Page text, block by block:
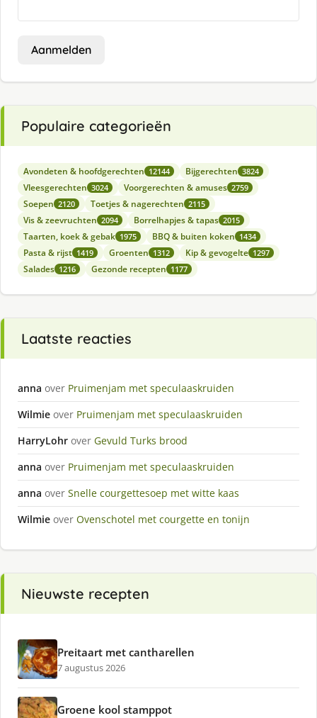
Aanmelden
Populaire categorieën
Avondeten & hoofdgerechten 12144 Bijgerechten 3824
Vleesgerechten 3024 Voorgerechten & amuses 2759
Soepen 2120 Toetjes & nagerechten 2115
Vis & zeevruchten 2094 Borrelhapjes & tapas 2015
Taarten, koek & gebak 1975 BBQ & buiten koken 1434
Pasta & rijst 1419 Groenten 1312 Kip & gevogelte 1297
Salades 1216 Gezonde recepten 1177
Laatste reacties
anna over Pruimenjam met speculaaskruiden
Wilmie over Pruimenjam met speculaaskruiden
HarryLohr over Gevuld Turks brood
anna over Pruimenjam met speculaaskruiden
anna over Snelle courgettesoep met witte kaas
Wilmie over Ovenschotel met courgette en tonijn
Nieuwste recepten
Preitaart met cantharellen
7 augustus 2026
Groene kool stamppot